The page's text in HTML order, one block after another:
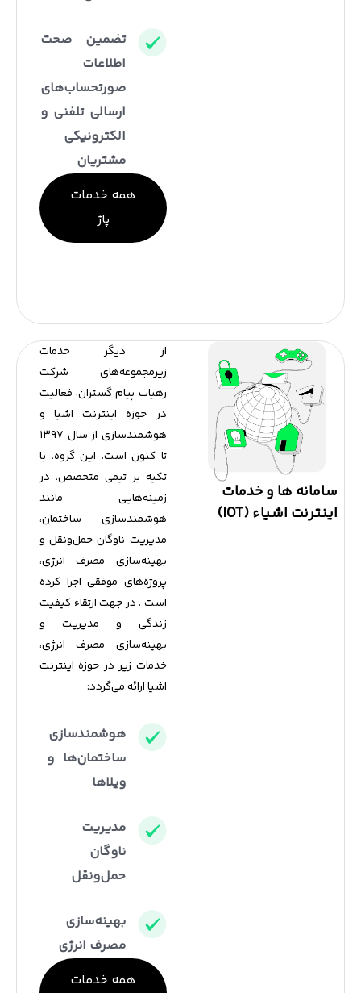
تضمین صحت
اطلاعات
صورتحساب‌های
ارسالی تلفنی و
الکترونیکی
مشتریان
همه خدمات
پاژ
سامانه ها و خدمات
اینترنت اشیاء (IOT)
از دیگر خدمات
زیرمجموعه‌های شرکت
رهیاب پیام گستران، فعالیت
در حوزه اینترنت اشیا و
هوشمندسازی از سال ۱۳۹۷
تا کنون است. اين گروه، با
تکیه بر تیمی متخصص، در
زمینه‌هایی مانند
هوشمندسازی ساختمان،
مدیریت ناوگان حمل‌ونقل و
بهینه‌سازی مصرف انرژی،
پروژه‌های موفقی اجرا کرده
است . در جهت ارتقاء کیفیت
زندگی و مدیریت و
بهینه‌سازی مصرف انرژی،
خدمات زیر در حوزه اینترنت
اشیا ارائه می‌گردد:​
هوشمندسازی
ساختمان‌ها و
ویلاها
مدیریت
ناوگان
حمل‌ونقل
بهینه‌سازی
مصرف انرژی
همه خدمات